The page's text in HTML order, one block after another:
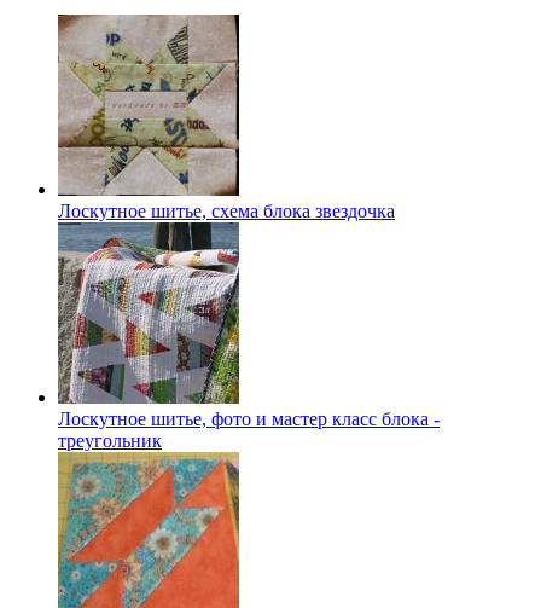
Лоскутное шитье, схема блока звездочка
Лоскутное шитье, фото и мастер класс блока -
треугольник